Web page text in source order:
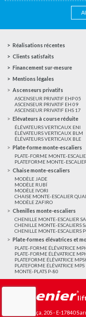
Réalisations récentes
Clients satisfaits
Financement sur-mesure
Mentions légales
Ascenseurs privatifs
ASCENSEUR PRIVATIF EHP 05
ASCENSEUR PRIVATIF EH 09
ASCENSEUR PRIVATIF EHS 17
Elévateurs à course réduite
ÉLÉVATEURS VERTICAUX ENI
ÉLÉVATEURS VERTICAUX BLM
ÉLÉVATEURS VERTICAUX BLE
Plate-forme monte-escaliers
PLATE-FORME MONTE-
PLATEFORME MONTE-
Chaise monte-escaliers
MODÈLE JADE
MODÈLE RUBÍ
MODÈLE IVORI
CHAISE MONTE-ESCALIER
MODÈLE ZAFIRO
Chenilles monte-escaliers
CHENILLE MONTE-ESCALIER
CHENILLE MONTE-ESCALIERS
CHENILLE MONTE-ESCALIERS
Plate-formes élévatrices et
PLATE-FORME ÉLÉVATRICE
PLATE-FORME ÉLÉVATRICE
PLATEFORME ÉLÉVATRICE
PLATEFORME ÉLÉVATRICE MPS
MONTE-PLATS P-80
Avda. França, 205 - E-17840